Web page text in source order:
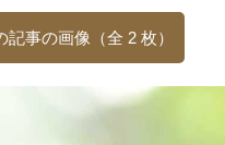
記事の画像（全 2 枚）